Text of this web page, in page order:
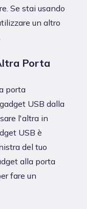
Se stai usando
un altro
Porta
porta
USB dalla
l'altra in
USB è
del tuo
alla porta
fare un